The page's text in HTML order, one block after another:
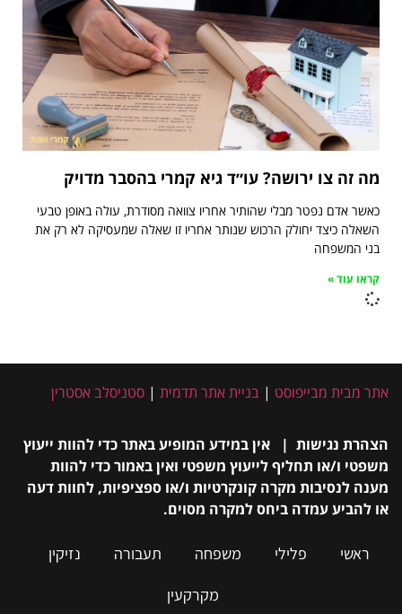
מה זה צו ירושה? עו״ד גיא קמרי בהסבר מדויק
כאשר אדם נפטר מבלי שהותיר אחריו צוואה מסודרת, עולה באופן טבעי
השאלה כיצד יחולק הרכוש שנותר אחריו זו שאלה שמעסיקה לא רק את
בני המשפחה
קראו עוד »
אתר מבית מבייפוסט | בניית אתר תדמית | סטניסלב אסטרין
הצהרת נגישות | אין במידע המופיע באתר כדי להוות ייעוץ
משפטי ו/או תחליף לייעוץ משפטי ואין באמור כדי להוות
מענה לנסיבות מקרה קונקרטיות ו/או ספציפיות, לחוות דעה
או להביע עמדה ביחס למקרה מסוים.
ראשי פלילי משפחה תעבורה
נזיקין
מקרקעין